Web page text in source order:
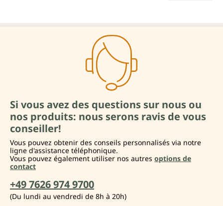
Si vous avez des questions sur nous ou
nos produits: nous serons ravis de vous
conseiller!
Vous pouvez obtenir des conseils personnalisés via notre
ligne d'assistance téléphonique.
Vous pouvez également utiliser nos autres options de
contact
+49 7626 974 9700
(Du lundi au vendredi de 8h à 20h)